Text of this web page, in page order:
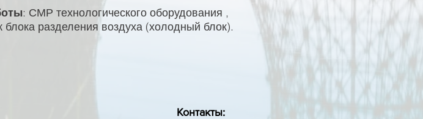
: СМР технологического оборудования ,
блока разделения воздуха (холодный блок).
Контакты: